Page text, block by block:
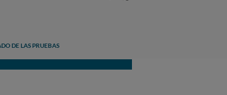
DE LAS PRUEBAS